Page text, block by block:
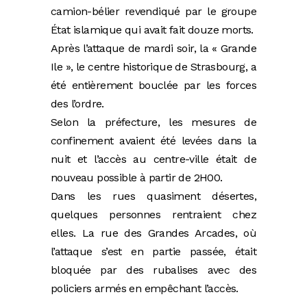
camion-bélier revendiqué par le groupe
État islamique qui avait fait douze morts.
Après l’attaque de mardi soir, la « Grande
Ile », le centre historique de Strasbourg, a
été entièrement bouclée par les forces
des l’ordre.
Selon la préfecture, les mesures de
confinement avaient été levées dans la
nuit et l’accès au centre-ville était de
nouveau possible à partir de 2H00.
Dans les rues quasiment désertes,
quelques personnes rentraient chez
elles. La rue des Grandes Arcades, où
l’attaque s’est en partie passée, était
bloquée par des rubalises avec des
policiers armés en empêchant l’accès.